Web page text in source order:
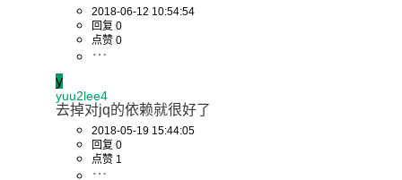
2018-06-12 10:54:54
回复 0
点赞 0
y
yuu2lee4
去掉对jq的依赖就很好了
2018-05-19 15:44:05
回复 0
点赞 1